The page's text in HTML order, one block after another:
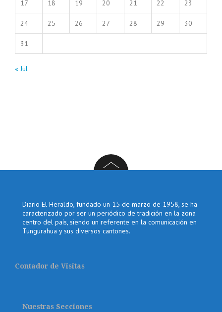
17 18 19 20 21 22 23
24 25 26 27 28 29 30
31
« Jul
Diario El Heraldo, fundado un 15 de marzo de 1958, se ha
caracterizado por ser un periódico de tradición en la zona
centro del país, siendo un referente en la comunicación en
Tungurahua y sus diversos cantones.
Contador de Visitas
Nuestras Secciones